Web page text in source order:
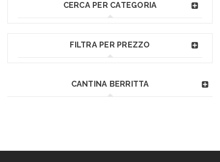
CERCA PER CATEGORIA
FILTRA PER PREZZO
CANTINA BERRITTA